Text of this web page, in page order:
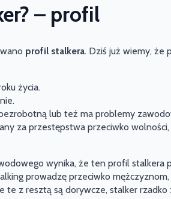
– profil
profil stalkera. Dziś już wiemy, że
życia.
lub też ma problemy
za przestępstwa przeciwko
wynika, że ten profil stalkera
prowadzę przeciwko
te z resztą są dorywcze, stalker